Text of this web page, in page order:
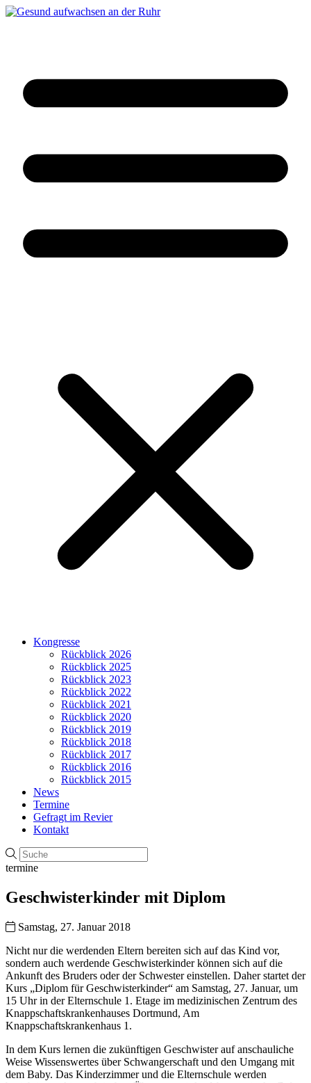
Kongresse
Rückblick 2026
Rückblick 2025
Rückblick 2023
Rückblick 2022
Rückblick 2021
Rückblick 2020
Rückblick 2019
Rückblick 2018
Rückblick 2017
Rückblick 2016
Rückblick 2015
News
Termine
Gefragt im Revier
Kontakt
termine
Geschwisterkinder mit Diplom
Samstag, 27. Januar 2018
Nicht nur die werdenden Eltern bereiten sich auf das Kind vor,
sondern auch werdende Geschwisterkinder können sich auf die
Ankunft des Bruders oder der Schwester einstellen. Daher startet der
Kurs „Diplom für Geschwisterkinder“ am Samstag, 27. Januar, um
15 Uhr in der Elternschule 1. Etage im medizinischen Zentrum des
Knappschaftskrankenhauses Dortmund, Am
Knappschaftskrankenhaus 1.
In dem Kurs lernen die zukünftigen Geschwister auf anschauliche
Weise Wissenswertes über Schwangerschaft und den Umgang mit
dem Baby. Das Kinderzimmer und die Elternschule werden